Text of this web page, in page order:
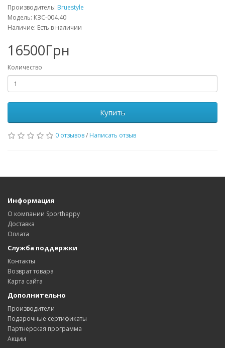
Производитель: Bruestyle
Модель: КЗС-004.40
Наличие: Есть в наличии
16500Грн
Количество
Купить
0 отзывов/ Написать отзыв
Информация
О компании Sporthappy
Доставка
Оплата
Служба поддержки
Контакты
Возврат товара
Карта сайта
Дополнительно
Производители
Подарочные сертификаты
Партнерская программа
Акции